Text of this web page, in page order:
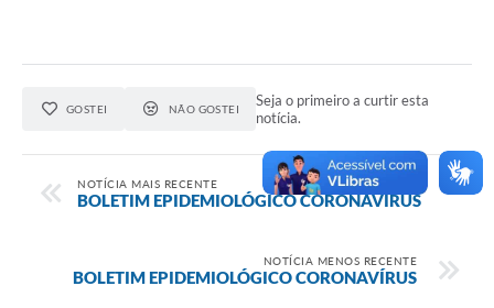
GOSTEI NÃO GOSTEI
Seja o primeiro a curtir esta
notícia.
NOTÍCIA MAIS RECENTE
BOLETIM EPIDEMIOLÓGICO CORONAVÍRUS
NOTÍCIA MENOS RECENTE
BOLETIM EPIDEMIOLÓGICO CORONAVÍRUS